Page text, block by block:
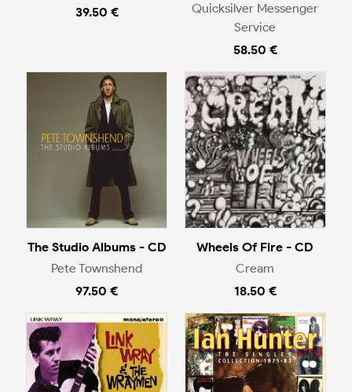
39.50 €
Quicksilver Messenger
Service
58.50 €
The Studio Albums - CD
Pete Townshend
97.50 €
Wheels Of Fire - CD
Cream
18.50 €